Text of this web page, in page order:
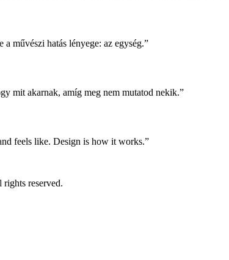
művészi hatás lényege: az egység.”
mit akarnak, amíg meg nem mutatod nekik.”
feels like. Design is how it works.”
rights reserved.